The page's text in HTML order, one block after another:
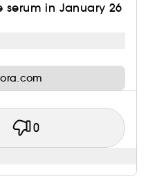
in January 26
0